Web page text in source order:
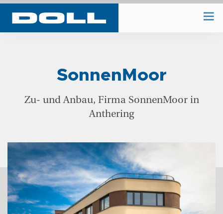
WIR PLANEN
UNTERNEHMEN
REFERENZEN
SonnenMoor
Zu- und Anbau, Firma SonnenMoor in
Anthering